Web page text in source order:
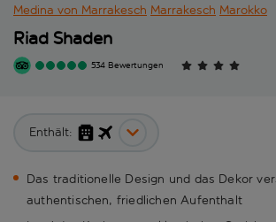
Medina von Marrakesch Marrakesch Marokko
Riad Shaden
534 Bewertungen
Enthält:
Das traditionelle Design und das Dekor
authentischen, friedlichen Aufenthalt